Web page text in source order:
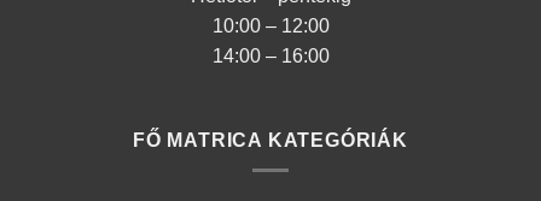
10:00 – 12:00
14:00 – 16:00
FŐ MATRICA KATEGÓRIÁK